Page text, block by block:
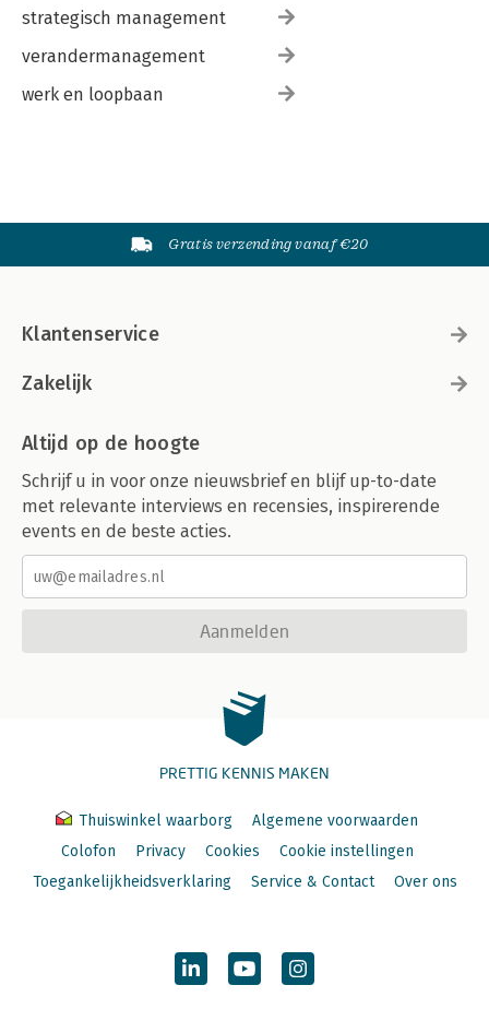
strategisch management
verandermanagement
werk en loopbaan
Gratis verzending vanaf €20
Klantenservice
Zakelijk
Altijd op de hoogte
Schrijf u in voor onze nieuwsbrief en blijf up-to-date
met relevante interviews en recensies, inspirerende
events en de beste acties.
Aanmelden
PRETTIG KENNIS MAKEN
Thuiswinkel waarborg
Algemene voorwaarden
Colofon
Privacy Cookies
Cookie instellingen
Toegankelijkheidsverklaring
Service & Contact Over ons